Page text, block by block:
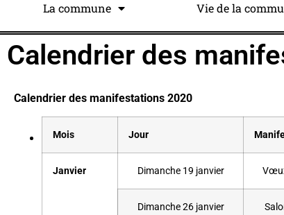
La commune Vie de la
Calendrier des
Calendrier des manifestations 2020
Mois Jour
Janvier Dimanche 19 janvier
Dimanche 26 janvier